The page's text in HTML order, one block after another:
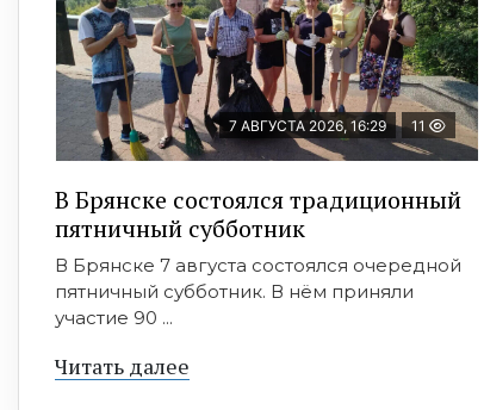
7 АВГУСТА 2026, 16:29 11
В Брянске состоялся традиционный
пятничный субботник
В Брянске 7 августа состоялся очередной
пятничный субботник. В нём приняли
участие 90 ...
Читать далее